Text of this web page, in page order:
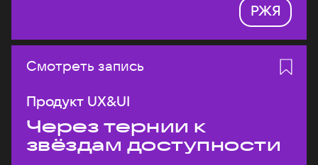
РЖЯ
Смотреть запись
Продукт UX&UI
Через тернии к
звёздам доступности